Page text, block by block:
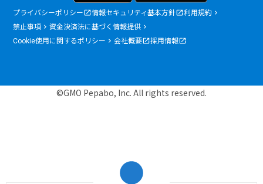
プライバシーポリシー 情報セキュリティ基本方針
利用規約
禁止事項
資金決済法に基づく情報提供
Cookie使用に関するポリシー
会社概要 採用情報
©GMO Pepabo, Inc. All rights reserved.